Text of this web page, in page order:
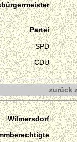
Partei
SPD
CDU
zurück
Wilmersdorf